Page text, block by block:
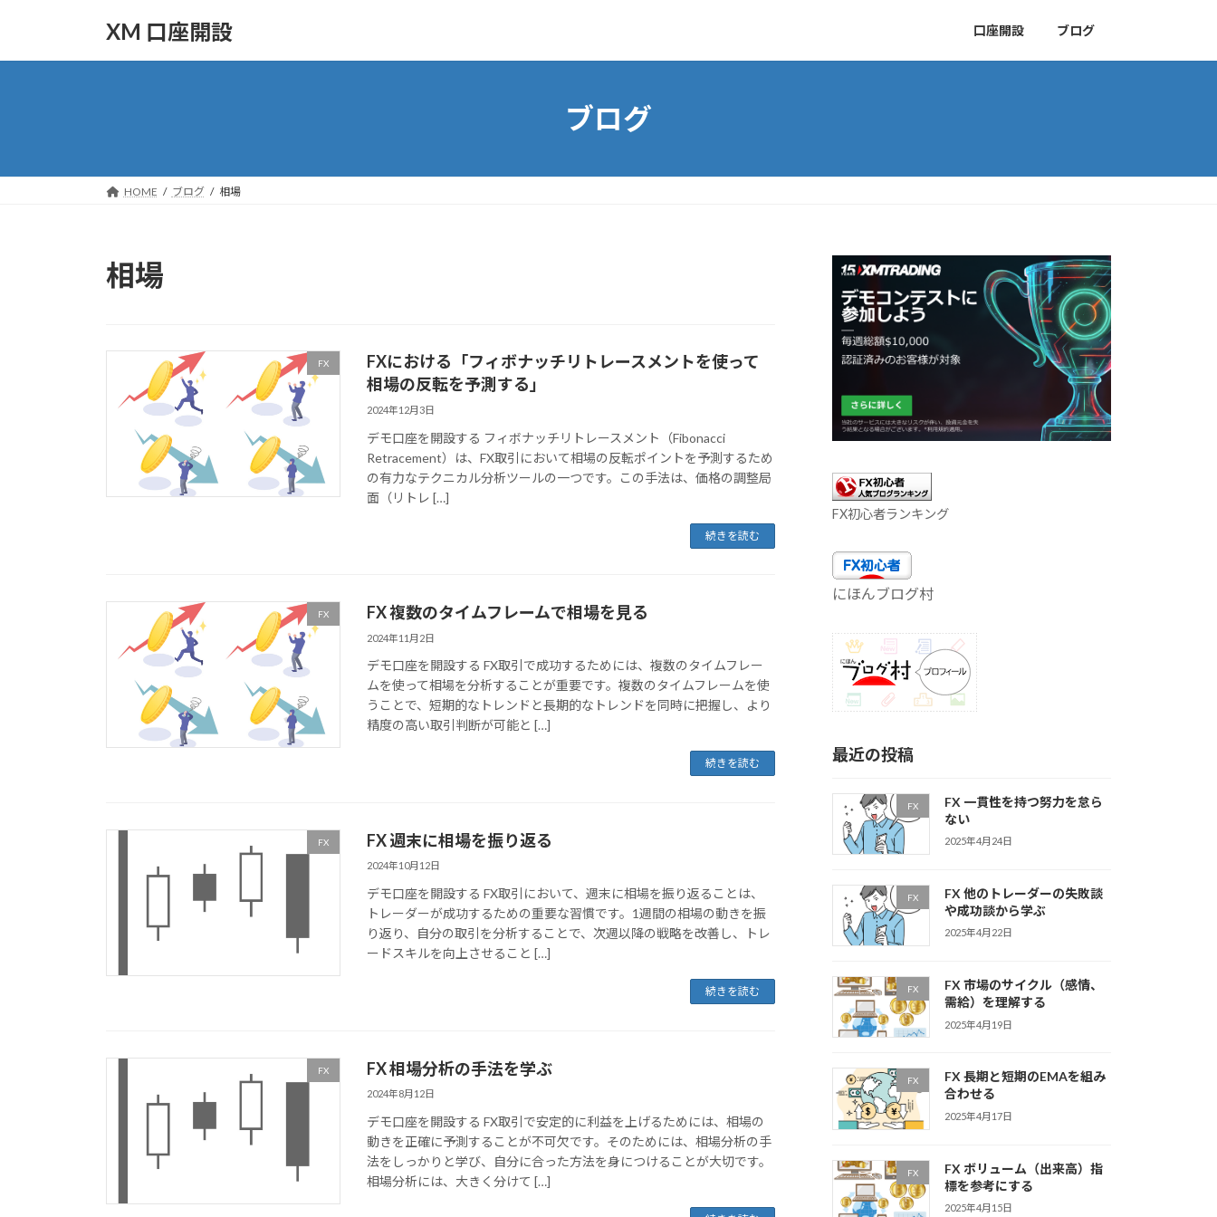
XM 口座開設 口座開設 ブログ
ブログ
HOME ブログ 相場
相場
FX
FXにおける「フィボナッチリトレースメントを使って
相場の反転を予測する」
2024年12月3日
デモ口座を開設する フィボナッチリトレースメント（Fibonacci
Retracement）は、FX取引において相場の反転ポイントを予測するため
の有力なテクニカル分析ツールの一つです。この手法は、価格の調整局
面（リトレ […]
続きを読む
FX FX 複数のタイムフレームで相場を見る
2024年11月2日
デモ口座を開設する FX取引で成功するためには、複数のタイムフレー
ムを使って相場を分析することが重要です。複数のタイムフレームを使
うことで、短期的なトレンドと長期的なトレンドを同時に把握し、より
精度の高い取引判断が可能と […]
続きを読む
FX FX 週末に相場を振り返る
2024年10月12日
デモ口座を開設する FX取引において、週末に相場を振り返ることは、
トレーダーが成功するための重要な習慣です。1週間の相場の動きを振
り返り、自分の取引を分析することで、次週以降の戦略を改善し、トレ
ードスキルを向上させること […]
続きを読む
FX FX 相場分析の手法を学ぶ
2024年8月12日
デモ口座を開設する FX取引で安定的に利益を上げるためには、相場の
動きを正確に予測することが不可欠です。そのためには、相場分析の手
法をしっかりと学び、自分に合った方法を身につけることが大切です。
相場分析には、大きく分けて […]
FX初心者ランキング
にほんブログ村
最近の投稿
FX
FX 一貫性を持つ努力を怠ら
ない
2025年4月24日
FX
FX 他のトレーダーの失敗談
や成功談から学ぶ
2025年4月22日
FX
FX 市場のサイクル（感情、
需給）を理解する
2025年4月19日
FX
FX 長期と短期のEMAを組み
合わせる
2025年4月17日
FX
FX ボリューム（出来高）指
標を参考にする
2025年4月15日